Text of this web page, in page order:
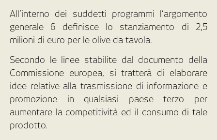
All’interno dei suddetti programmi l’argomento
generale 6 definisce lo stanziamento di 2,5
milioni di euro per le olive da tavola.
Secondo le linee stabilite dal documento della
Commissione europea, si tratterà di elaborare
idee relative alla trasmissione di informazione e
promozione in qualsiasi paese terzo per
aumentare la competitività ed il consumo di tale
prodotto.